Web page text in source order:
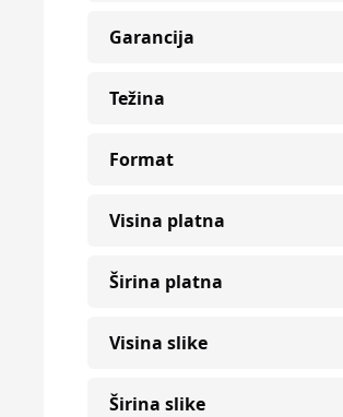
Garancija
Težina
Format
Visina platna
Širina platna
Visina slike
Širina slike